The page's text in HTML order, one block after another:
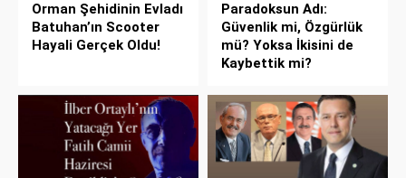
Orman Şehidinin Evladı
Batuhan’ın Scooter
Hayali Gerçek Oldu!
Paradoksun Adı:
Güvenlik mi, Özgürlük
mü? Yoksa İkisini de
Kaybettik mi?